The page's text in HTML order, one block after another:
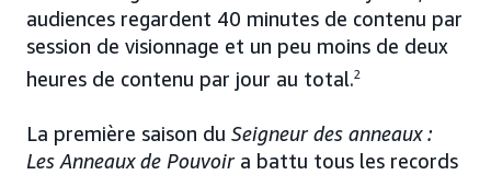
audiences regardent 40 minutes de contenu par
session de visionnage et un peu moins de deux
heures de contenu par jour au total.2
La première saison du Seigneur des anneaux :
Les Anneaux de Pouvoira battu tous les records